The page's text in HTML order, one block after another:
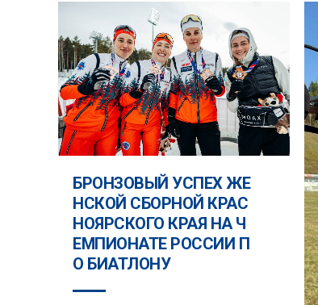
БРОНЗОВЫЙ УСПЕХ ЖЕ
НСКОЙ СБОРНОЙ КРАС
НОЯРСКОГО КРАЯ НА Ч
ЕМПИОНАТЕ РОССИИ П
О БИАТЛОНУ